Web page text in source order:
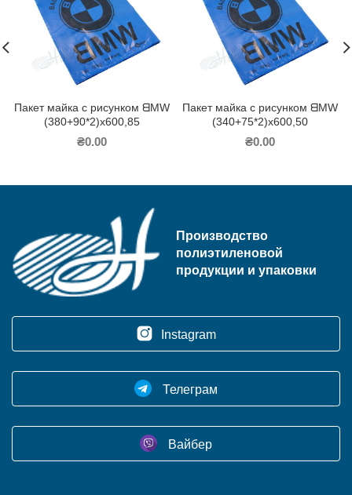
Пакет майка с рисунком ᗺMW
(380+90*2)х600,85
₴0.00
Пакет майка с рисунком ᗺMW
(340+75*2)х600,50
₴0.00
Производство
полиэтиленовой
продукции и упаковки
Instagram
Телеграм
Вайбер